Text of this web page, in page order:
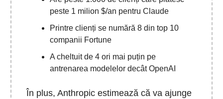
peste 1 milion $/an pentru Claude
Printre clienți se numără 8 din top 10
companii Fortune
A cheltuit de 4 ori mai puțin pe
antrenarea modelelor decât OpenAI
În plus, Anthropic estimează că va ajunge